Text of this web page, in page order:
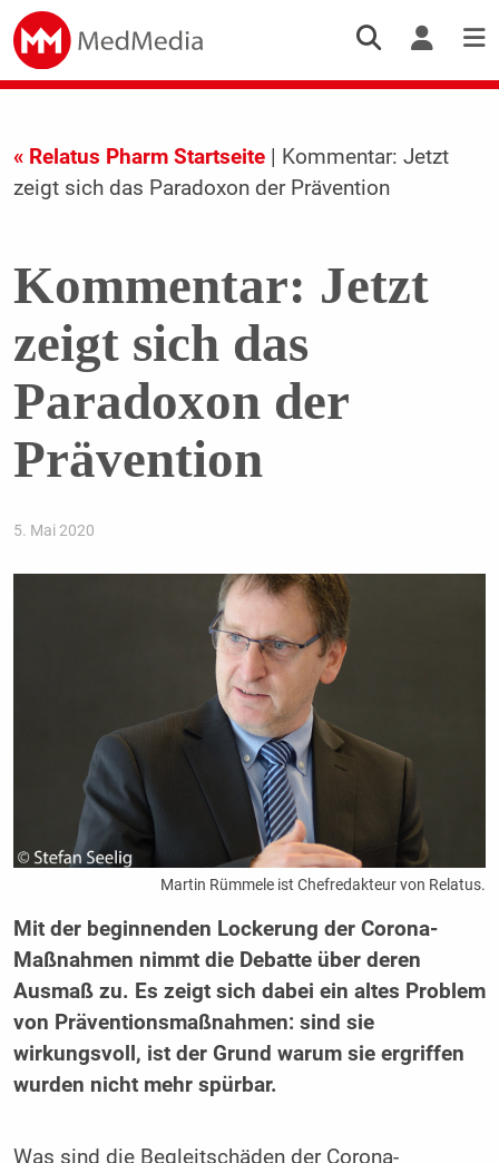
« Relatus Pharm Startseite| Kommentar: Jetzt
zeigt sich das Paradoxon der Prävention
Kommentar: Jetzt
zeigt sich das
Paradoxon der
Prävention
5. Mai 2020
Martin Rümmele ist Chefredakteur von Relatus.
Mit der beginnenden Lockerung der Corona-
Maßnahmen nimmt die Debatte über deren
Ausmaß zu. Es zeigt sich dabei ein altes Problem
von Präventionsmaßnahmen: sind sie
wirkungsvoll, ist der Grund warum sie ergriffen
wurden nicht mehr spürbar.
Was sind die Begleitschäden der Corona-